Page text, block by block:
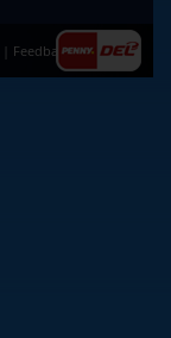
Feedback|AGB